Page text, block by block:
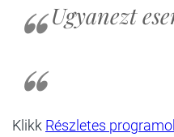
Ugyanezt
Klikk Részletes